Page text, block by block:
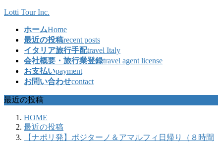
コ
ッ
プ
ナ
移
動
Lotti Tour Inc.
ホームHome
最近の投稿recent posts
イタリア旅行手配travel Italy
会社概要・旅行業登録travel agent license
お支払いpayment
お問い合わせcontact
最近の投稿
HOME
最近の投稿
【ナポリ発】ポジターノ＆アマルフィ日帰り（８時間